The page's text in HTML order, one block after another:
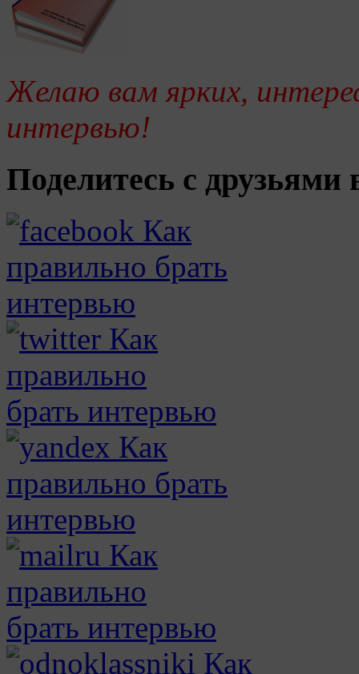
Желаю вам ярких,
интервью!
Поделитесь с друзьями